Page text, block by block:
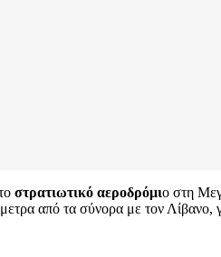
στρατιωτικό αεροδρόμιο στη
από τα σύνορα με τον Λίβανο,